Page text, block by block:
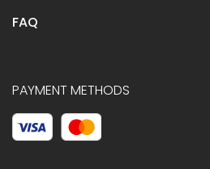
FAQ
PAYMENT METHODS